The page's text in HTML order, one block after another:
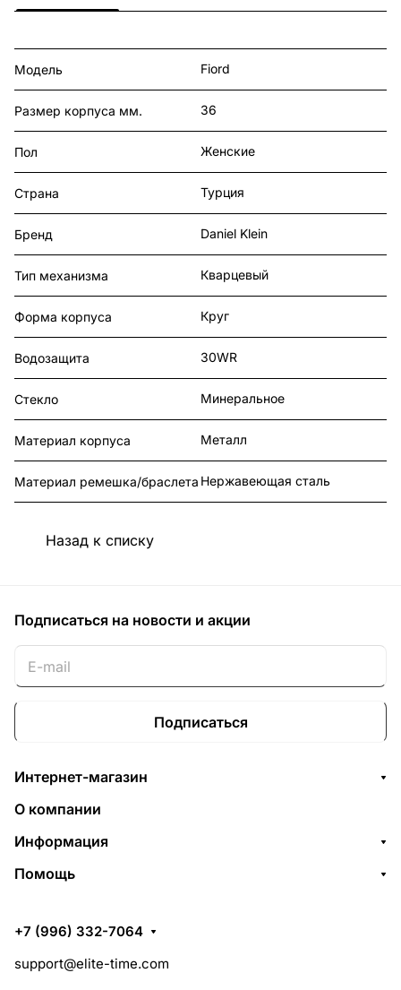
Модель Fiord
Размер корпуса мм. 36
Пол Женские
Страна Турция
Бренд Daniel Klein
Тип механизма Кварцевый
Форма корпуса Круг
Водозащита 30WR
Стекло Минеральное
Материал корпуса Металл
Материал ремешка/браслета Нержавеющая сталь
Назад к списку
Подписаться на новости и акции
Подписаться
Интернет-магазин
О компании
Информация
Помощь
+7 (996) 332-7064
support@elite-time.com